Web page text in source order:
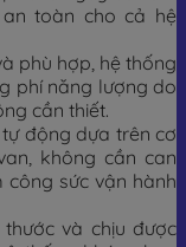
toàn cho cả hệ
phù hợp, hệ thống
phí năng lượng do
cần thiết.
động dựa trên cơ
không cần can
công sức vận hành
và chịu được